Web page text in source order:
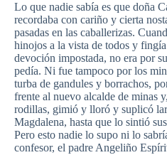
Lo que nadie sabía es que doña
recordaba con cariño y cierta
pasadas en las caballerizas.
hinojos a la vista de todos y
devoción impostada, no era por
pedía. Ni fue tampoco por los
turba de gandules y borrachos,
frente al nuevo alcalde de minas
rodillas, gimió y lloró y suplicó
Magdalena, hasta que lo sintió
Pero esto nadie lo supo ni lo
confesor, el padre Angeliño